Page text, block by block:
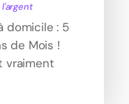
domicile : 5
de Mois !
vraiment